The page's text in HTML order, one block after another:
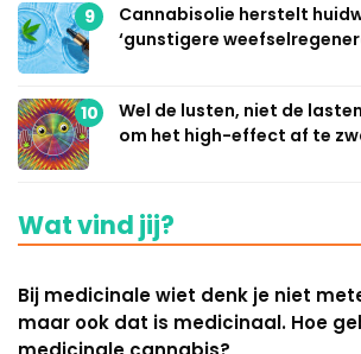
9
Cannabisolie herstelt
‘gunstigere
10
Wel de lusten, niet de
om het high-effect af te
Wat vind jij?
Bij medicinale wiet denk je niet
maar ook dat is medicinaal. Hoe